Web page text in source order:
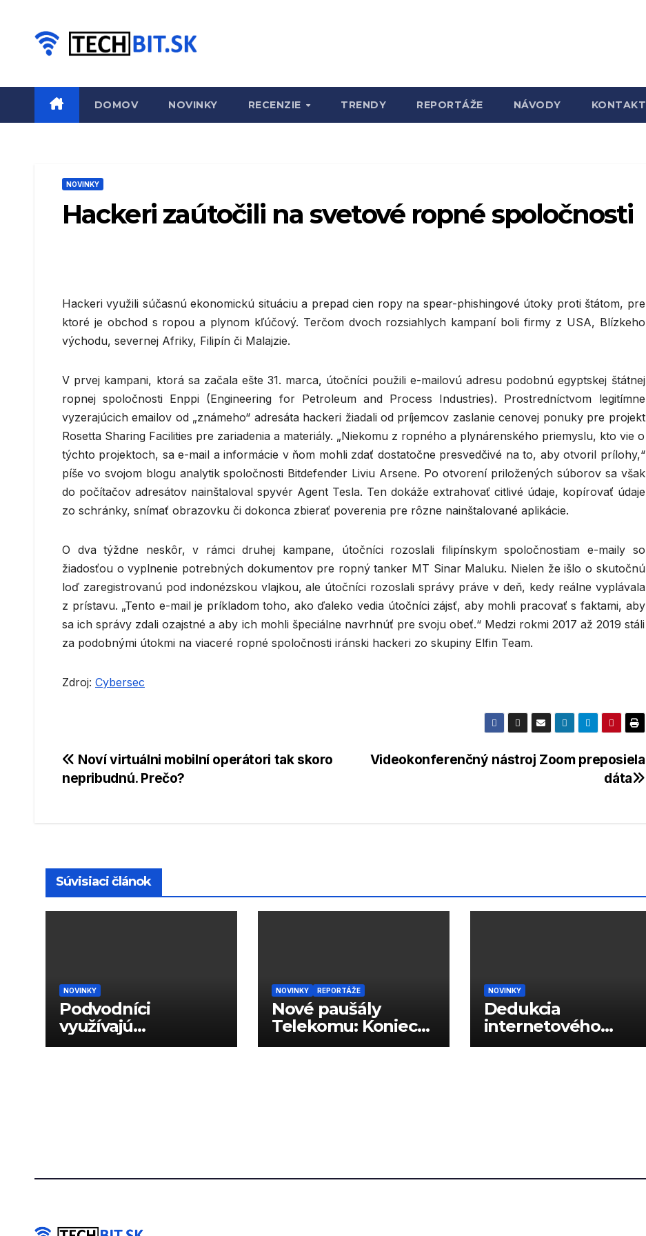
DOMOV NOVINKY RECENZIE TRENDY REPORTÁŽE NÁVODY KONTAKT
NOVINKY
Hackeri zaútočili na svetové ropné spoločnosti
Hackeri využili súčasnú ekonomickú situáciu a prepad cien ropy na spear-phishingové útoky proti štátom, pre
ktoré je obchod s ropou a plynom kľúčový. Terčom dvoch rozsiahlych kampaní boli firmy z USA, Blízkeho
východu, severnej Afriky, Filipín či Malajzie.
V prvej kampani, ktorá sa začala ešte 31. marca, útočníci použili e-mailovú adresu podobnú egyptskej štátnej
ropnej spoločnosti Enppi (Engineering for Petroleum and Process Industries). Prostredníctvom legitímne
vyzerajúcich emailov od „známeho“ adresáta hackeri žiadali od príjemcov zaslanie cenovej ponuky pre projekt
Rosetta Sharing Facilities pre zariadenia a materiály. „Niekomu z ropného a plynárenského priemyslu, kto vie o
týchto projektoch, sa e-mail a informácie v ňom mohli zdať dostatočne presvedčivé na to, aby otvoril prílohy,“
píše vo svojom blogu analytik spoločnosti Bitdefender Liviu Arsene. Po otvorení priložených súborov sa však
do počítačov adresátov nainštaloval spyvér Agent Tesla. Ten dokáže extrahovať citlivé údaje, kopírovať údaje
zo schránky, snímať obrazovku či dokonca zbierať poverenia pre rôzne nainštalované aplikácie.
O dva týždne neskôr, v rámci druhej kampane, útočníci rozoslali filipínskym spoločnostiam e-maily so
žiadosťou o vyplnenie potrebných dokumentov pre ropný tanker MT Sinar Maluku. Nielen že išlo o skutočnú
loď zaregistrovanú pod indonézskou vlajkou, ale útočníci rozoslali správy práve v deň, kedy reálne vyplávala
z prístavu. „Tento e-mail je príkladom toho, ako ďaleko vedia útočníci zájsť, aby mohli pracovať s faktami, aby
sa ich správy zdali ozajstné a aby ich mohli špeciálne navrhnúť pre svoju obeť.“ Medzi rokmi 2017 až 2019 stáli
za podobnými útokmi na viaceré ropné spoločnosti iránski hackeri zo skupiny Elfin Team.
Zdroj: Cybersec
Navigácia
Videokonferenčný nástroj Zoom preposiela
dáta
Noví virtuálni mobilní operátori tak skoro
nepribudnú. Prečo?
Súvisiaci článok
NOVINKY
Podvodníci
využívajú
generované hlasy
NOVINKY REPORTÁŽE
Nové paušály
Telekomu: Koniec
dátových limitov?
NOVINKY
Dedukcia
internetového
správania podľa